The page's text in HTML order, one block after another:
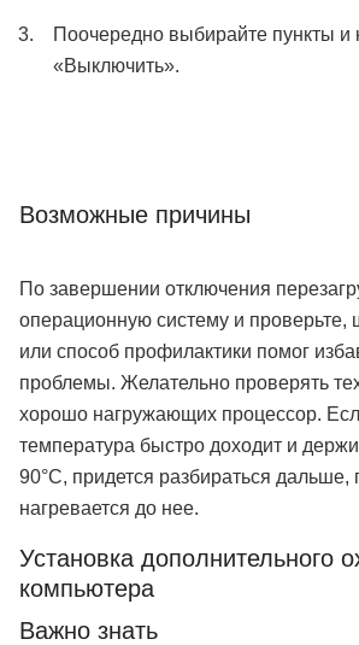
Поочередно выбирайте пункты и
«Выключить».
Возможные причины
По завершении отключения
операционную систему и проверьте,
или способ профилактики помог
проблемы. Желательно проверять
хорошо нагружающих процессор.
температура быстро доходит и
90°C, придется разбираться дальше,
нагревается до нее.
Установка дополнительного
компьютера
Важно знать